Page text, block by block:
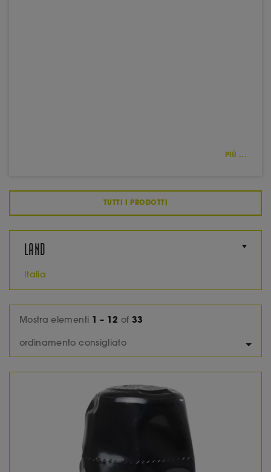
PIÙ ...
TUTTI I PRODOTTI
LAND
Italia
Mostra elementi 1 – 12 of33
ordinamento consigliato